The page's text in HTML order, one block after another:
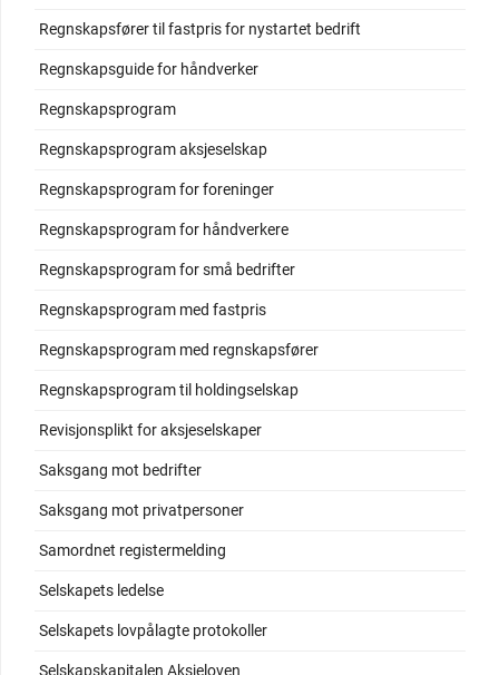
Regnskapsfører til fastpris for nystartet bedrift
Regnskapsguide for håndverker
Regnskapsprogram
Regnskapsprogram aksjeselskap
Regnskapsprogram for foreninger
Regnskapsprogram for håndverkere
Regnskapsprogram for små bedrifter
Regnskapsprogram med fastpris
Regnskapsprogram med regnskapsfører
Regnskapsprogram til holdingselskap
Revisjonsplikt for aksjeselskaper
Saksgang mot bedrifter
Saksgang mot privatpersoner
Samordnet registermelding
Selskapets ledelse
Selskapets lovpålagte protokoller
Selskapskapitalen Aksjeloven